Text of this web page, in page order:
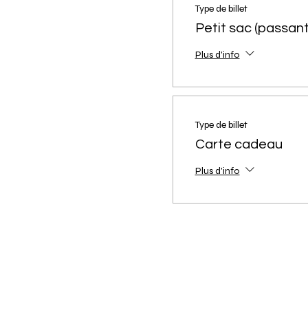
commande devra
participants n’est pas
prévenus au plus tard 24h
remboursement de la
Type de billet
Petit sac
Plus d'info
Type de billet
Carte cadeau
Plus d'info